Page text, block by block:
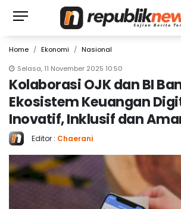
Home Ekonomi
Nasional
Selasa, 11 November 2025 10:50
Kolaborasi OJK dan BI
Ekosistem Keuangan
Inovatif, Inklusif dan
Editor : Chaerani